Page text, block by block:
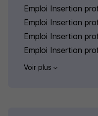
Emploi Insertion
Emploi Insertion
Emploi Insertion
Emploi Insertion
Voir plus